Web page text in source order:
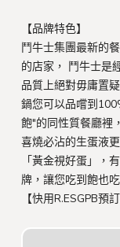
【品牌特色】
鬥牛士集團最新的
的店家， 鬥牛士是
品質上絕對毋庸置
鍋您可以品嚐到
飽"的同性質餐廳裡
喜燒必沾的生蛋液
「黃金視好蛋」，
牌，讓您吃到飽也
【快用R.ESGPB預